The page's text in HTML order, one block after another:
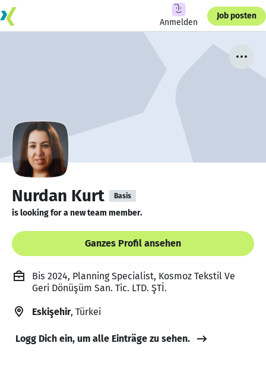
Anmelden
Job posten
Nurdan Kurt Basis
is looking for a new team member.
Ganzes Profil ansehen
Bis 2024, Planning Specialist, Kosmoz Tekstil Ve
Geri Dönüşüm San. Tic. LTD. ŞTİ.
Eskişehir, Türkei
Logg Dich ein, um alle Einträge zu sehen.